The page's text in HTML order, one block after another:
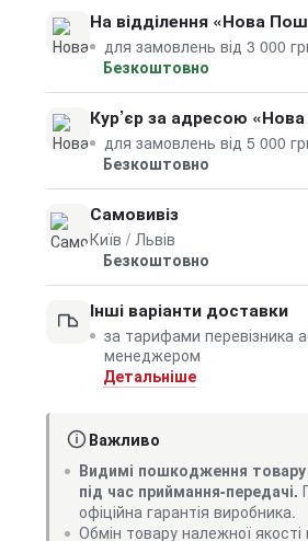
На відділення «Нова
для замовлень від 3 000
Безкоштовно
Кур’єр за адресою
для замовлень від 5 000
Безкоштовно
Самовивіз
Київ / Львів
Безкоштовно
Інші варіанти доставки
за тарифами перевізника
менеджером
Детальніше
Важливо
Видимі пошкодження товару
під час приймання-передачі.
офіційна гарантія виробника.
Обмін товару належної